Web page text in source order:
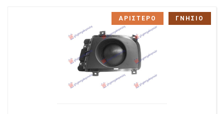
ΑΡΙΣΤΕΡΟ ΓΝΗΣΙΟ